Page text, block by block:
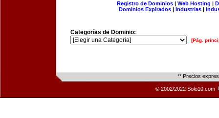
Registro de Dominios| Web Hosting |
Dominios Expirados | Industrias |
Categorías de Dominio:
[Pág.
** Precios
© 2002/2022 Solo10.com